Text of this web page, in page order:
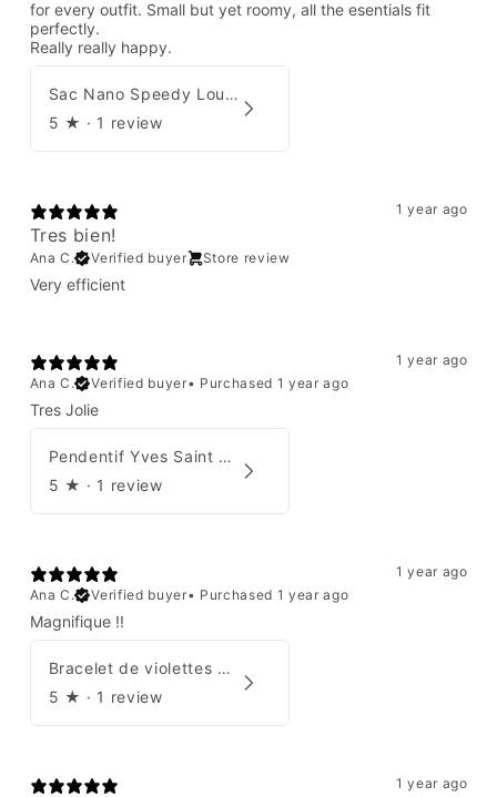
for every outfit. Small but yet roomy, all the esentials fit
perfectly.
Really really happy.
Sac Nano Speedy Louis Vuitton X Yayoi Kusama
5 ★ · 1 review
1 year ago
Tres bien!
Ana C. Verified buyer Store review
Very efficient
1 year ago
Ana C.
Verified buyer• Purchased 1 year ago
Tres Jolie
Pendentif Yves Saint Laurent
5 ★ · 1 review
1 year ago
Ana C.
Verified buyer• Purchased 1 year ago
Magnifique !!
Bracelet de violettes Augustine
5 ★ · 1 review
1 year ago